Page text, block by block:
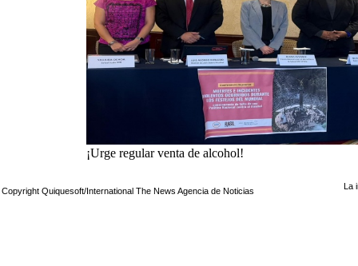
¡Urge regular venta de alcohol!
Copyright Quiquesoft/International The News Agencia de Noticias La